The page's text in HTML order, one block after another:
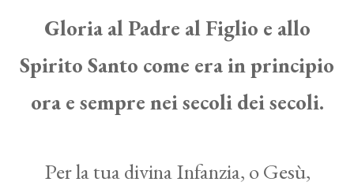
Gloria al Padre al Figlio e allo
Spirito Santo come era in principio
ora e sempre nei secoli dei secoli.
Per la tua divina Infanzia, o Gesù,